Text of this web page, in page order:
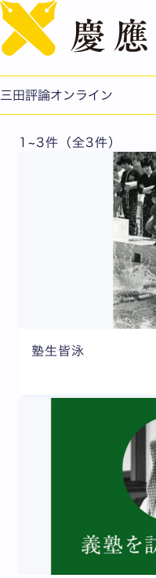
三田評論オンライン
2016年8・9月合併号
1~3件（全3件）
塾生皆泳